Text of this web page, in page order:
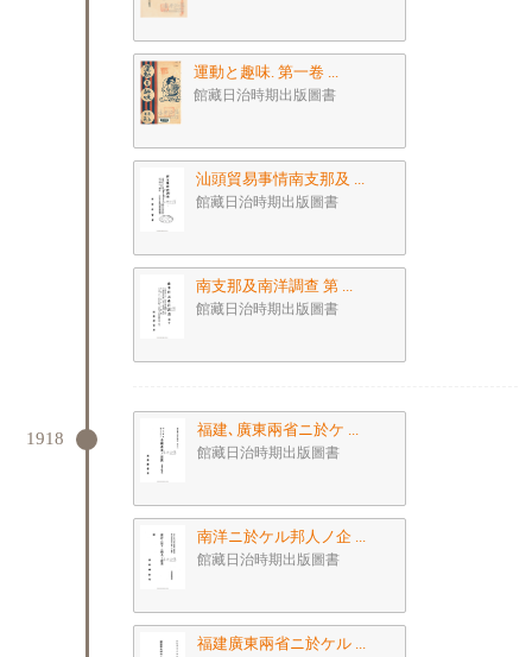
運動と趣味. 第一卷 ...
館藏日治時期出版圖書
汕頭貿易事情南支那及 ...
館藏日治時期出版圖書
南支那及南洋調查 第 ...
館藏日治時期出版圖書
1918 福建､廣東兩省ニ於ケ ...
館藏日治時期出版圖書
南洋ニ於ケル邦人ノ企 ...
館藏日治時期出版圖書
福建廣東兩省ニ於ケル ...